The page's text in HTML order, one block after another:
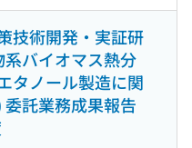
技術開発・実証研
バイオマス熱分
タノール製造に関
託業務成果報告